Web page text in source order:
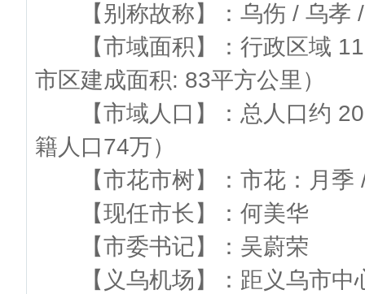
【别称故称】：乌伤 / 乌孝 /
【市域面积】：行政区域
市区建成面积: 83平方公里）
【市域人口】：总人口约
籍人口74万）
【市花市树】：市花：月季
【现任市长】：何美华
【市委书记】：吴蔚荣
【义乌机场】：距义乌市中